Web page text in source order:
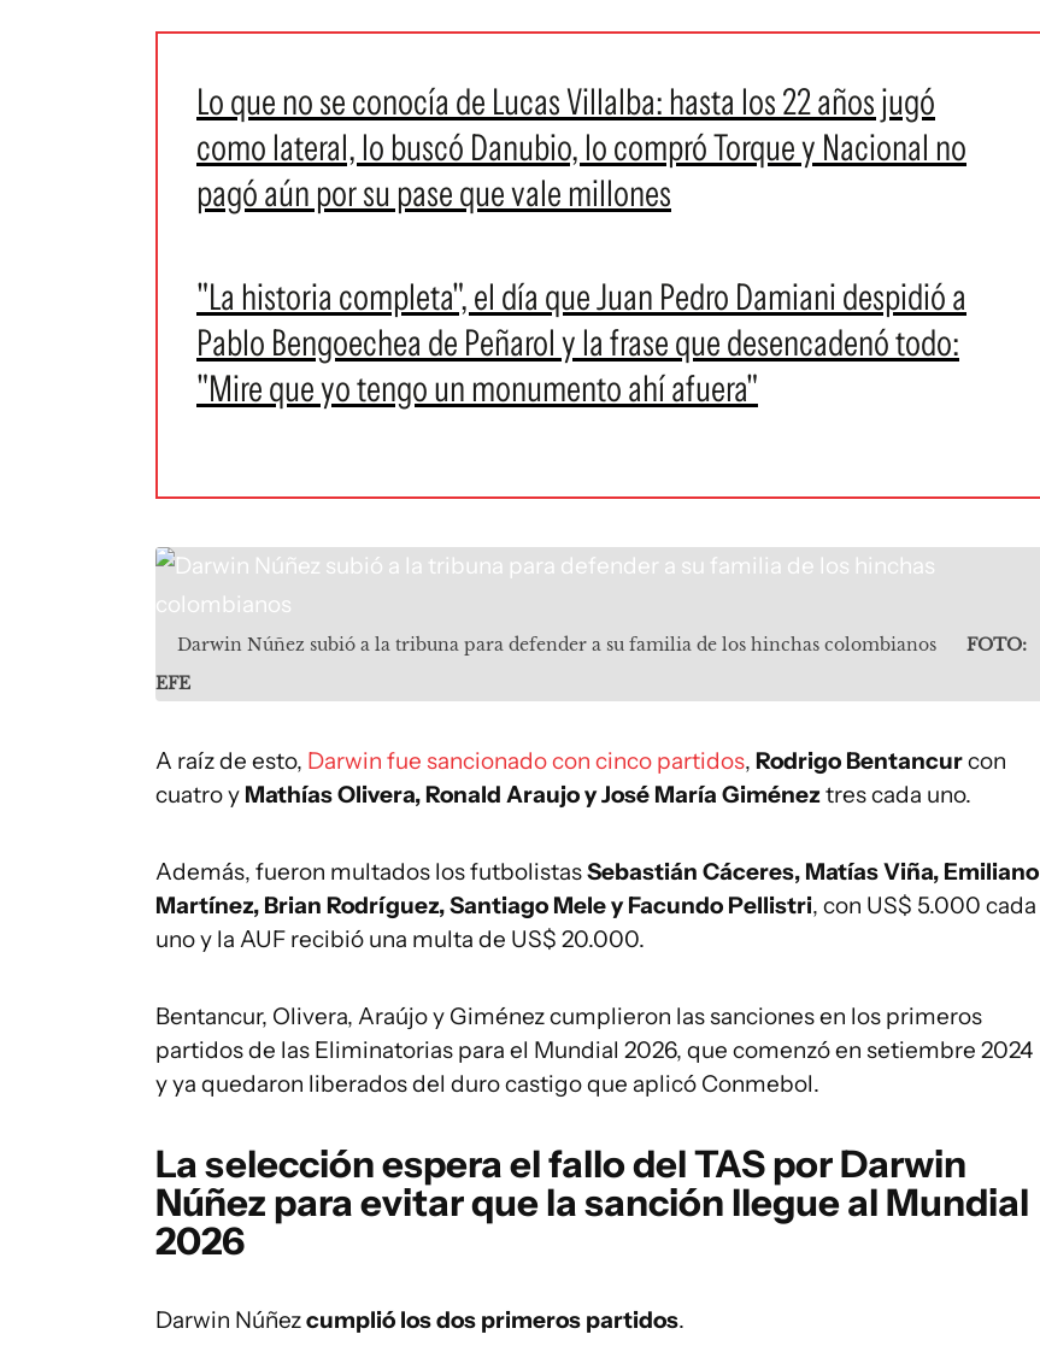
Lo que no se conocía de Lucas Villalba: hasta los 22 años jugó
como lateral, lo buscó Danubio, lo compró Torque y Nacional no
pagó aún por su pase que vale millones
"La historia completa", el día que Juan Pedro Damiani despidió a
Pablo Bengoechea de Peñarol y la frase que desencadenó todo:
"Mire que yo tengo un monumento ahí afuera"
Darwin Núñez subió a la tribuna para defender a su familia de los hinchas colombianos
FOTO:
EFE
A raíz de esto, Darwin fue sancionado con cinco partidos, Rodrigo Bentancurcon
cuatro y Mathías Olivera, Ronald Araujo y José María Giméneztres cada uno.
Además, fueron multados los futbolistasSebastián Cáceres, Matías Viña, Emiliano
Martínez, Brian Rodríguez, Santiago Mele y Facundo Pellistri, con US$ 5.000 cada
uno y la AUF recibió una multa de US$ 20.000.
Bentancur, Olivera, Araújo y Giménez cumplieron las sanciones en los primeros
partidos de las Eliminatorias para el Mundial 2026, que comenzó en setiembre 2024
y ya quedaron liberados del duro castigo que aplicó Conmebol.
La selección espera el fallo del TAS por Darwin
Núñez para evitar que la sanción llegue al Mundial
2026
Darwin Núñezcumplió los dos primeros partidos.